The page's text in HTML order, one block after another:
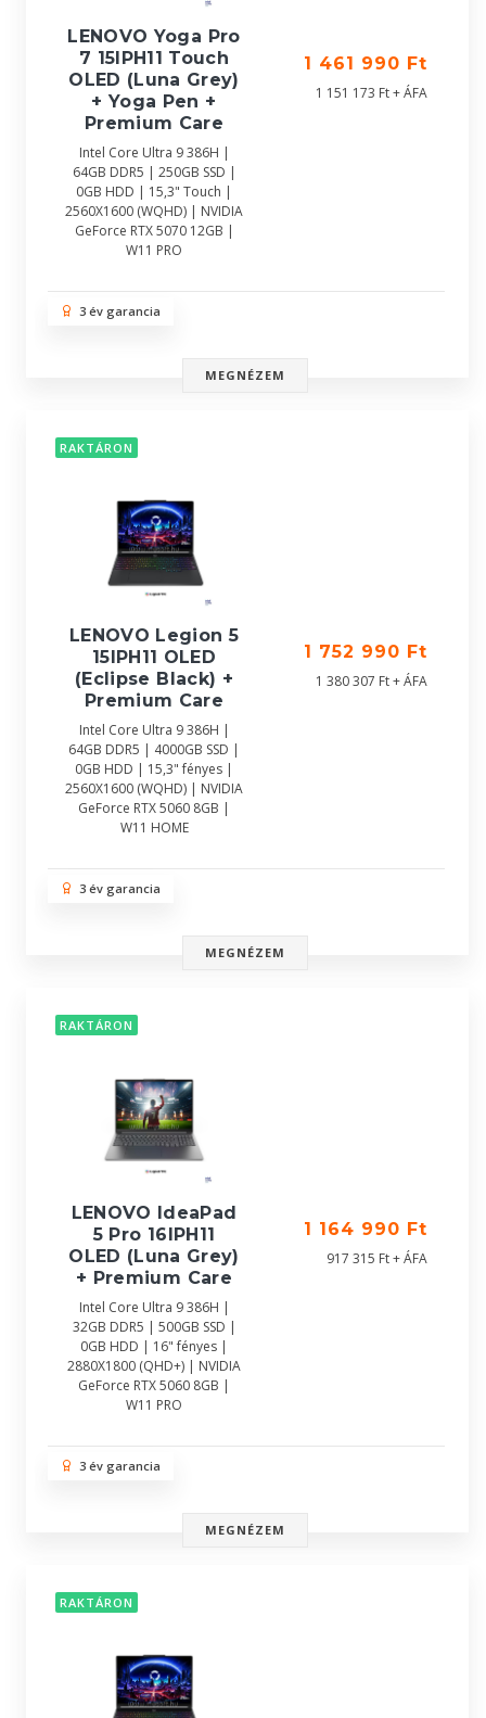
LENOVO Yoga Pro
7 15IPH11 Touch
OLED (Luna Grey)
+ Yoga Pen +
Premium Care
Intel Core Ultra 9 386H |
64GB DDR5 | 250GB SSD |
0GB HDD | 15,3" Touch |
2560X1600 (WQHD) | NVIDIA
GeForce RTX 5070 12GB |
W11 PRO
1 461 990 Ft
1 151 173 Ft + ÁFA
3 év garancia
MEGNÉZEM
RAKTÁRON
LENOVO Legion 5
15IPH11 OLED
(Eclipse Black) +
Premium Care
Intel Core Ultra 9 386H |
64GB DDR5 | 4000GB SSD |
0GB HDD | 15,3" fényes |
2560X1600 (WQHD) | NVIDIA
GeForce RTX 5060 8GB |
W11 HOME
1 752 990 Ft
1 380 307 Ft + ÁFA
3 év garancia
MEGNÉZEM
RAKTÁRON
LENOVO IdeaPad
5 Pro 16IPH11
OLED (Luna Grey)
+ Premium Care
Intel Core Ultra 9 386H |
32GB DDR5 | 500GB SSD |
0GB HDD | 16" fényes |
2880X1800 (QHD+) | NVIDIA
GeForce RTX 5060 8GB |
W11 PRO
1 164 990 Ft
917 315 Ft + ÁFA
3 év garancia
MEGNÉZEM
RAKTÁRON